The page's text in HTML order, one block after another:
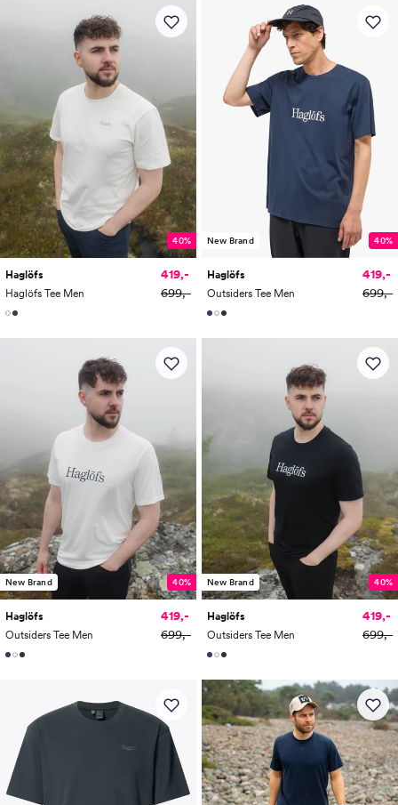
40%
Haglöfs
Haglöfs Tee Men
419,-
699,-
New Brand 40%
Haglöfs
Outsiders Tee Men
419,-
699,-
New Brand 40%
Haglöfs
Outsiders Tee Men
419,-
699,-
New Brand 40%
Haglöfs
Outsiders Tee Men
419,-
699,-